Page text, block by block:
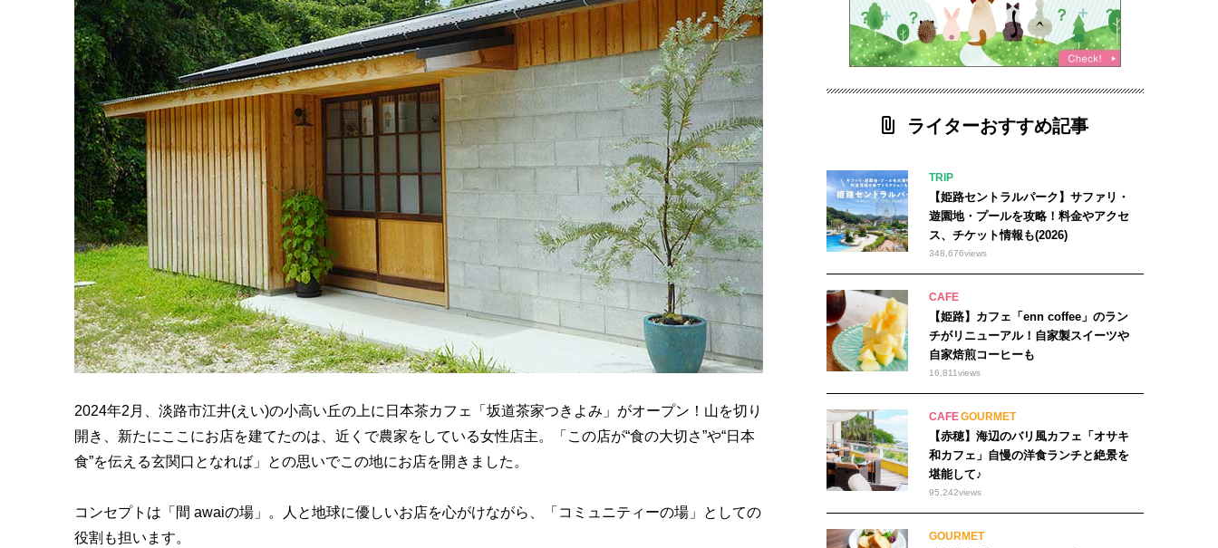
2024年2月、淡路市江井(えい)の小高い丘の上に日本茶カフェ「坂道茶家つきよみ」がオープン！山を切り
開き、新たにここにお店を建てたのは、近くで農家をしている女性店主。「この店が“食の大切さ”や“日本
食”を伝える玄関口となれば」との思いでこの地にお店を開きました。
コンセプトは「間 awaiの場」。人と地球に優しいお店を心がけながら、「コミュニティーの場」としての
役割も担います。
ライターおすすめ記事
TRIP
【姫路セントラルパーク】サファリ・
遊園地・プールを攻略！料金やアクセ
ス、チケット情報も(2026)
348,676views
CAFE
【姫路】カフェ「enn coffee」のラン
チがリニューアル！自家製スイーツや
自家焙煎コーヒーも
16,811views
CAFEGOURMET
【赤穂】海辺のバリ風カフェ「オサキ
和カフェ」自慢の洋食ランチと絶景を
堪能して♪
95,242views
GOURMET